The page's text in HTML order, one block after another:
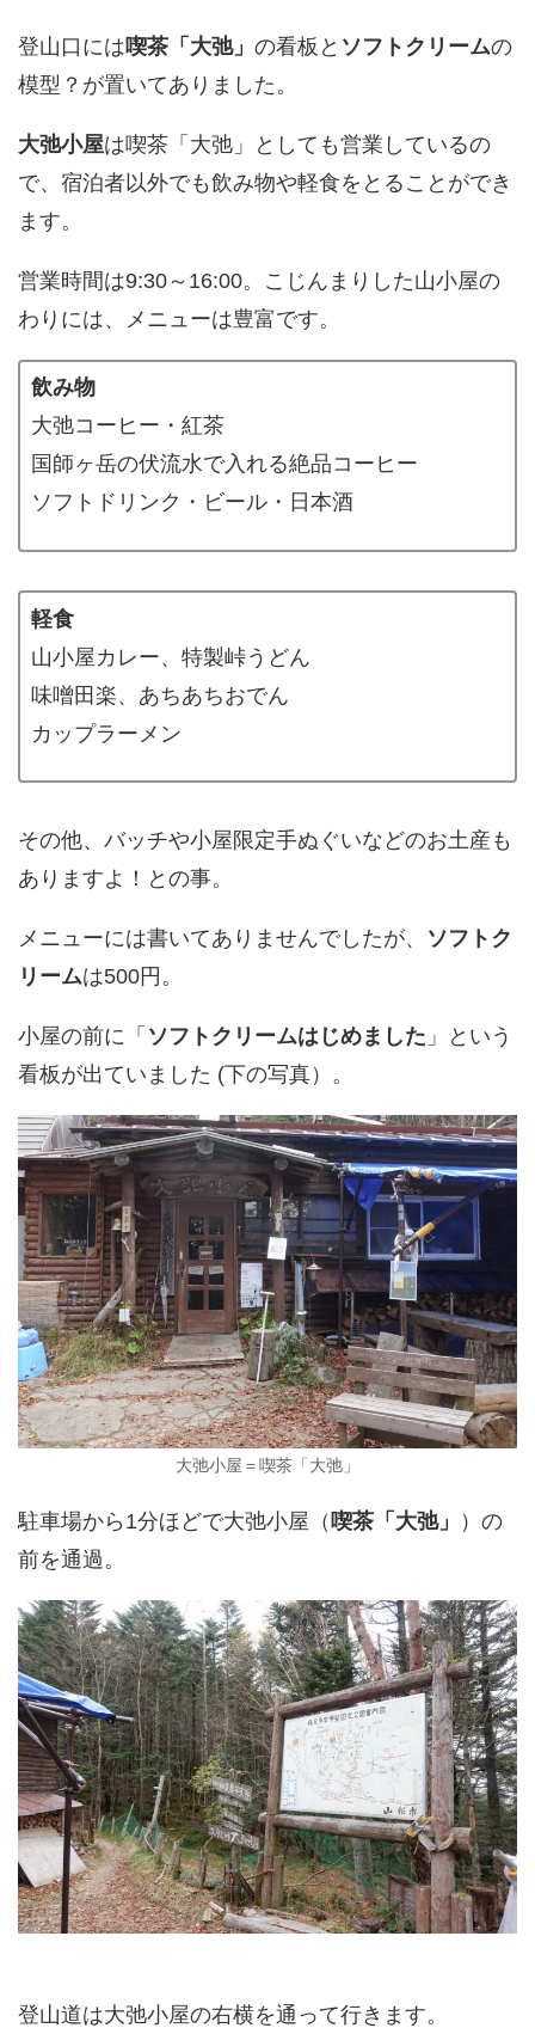
登山口には喫茶「大弛」 の看板と ソフトクリームの
模型？が置いてありました。
大弛小屋は喫茶「大弛」としても営業しているの
で、宿泊者以外でも飲み物や軽食をとることができ
ます。
営業時間は9:30～16:00。こじんまりした山小屋の
わりには、メニューは豊富です。
飲み物
大弛コーヒー・紅茶
国師ヶ岳の伏流水で入れる絶品コーヒー
ソフトドリンク・ビール・日本酒
軽食
山小屋カレー、特製峠うどん
味噌田楽、あちあちおでん
カップラーメン
その他、バッチや小屋限定手ぬぐいなどのお土産も
ありますよ！との事。
メニューには書いてありませんでしたが、 ソフトク
リームは500円。
小屋の前に「 ソフトクリームはじめました 」という
看板が出ていました (下の写真）。
大弛小屋＝喫茶「大弛」
駐車場から1分ほどで大弛小屋（ 喫茶「大弛」
）の
前を通過。
登山道は大弛小屋の右横を通って行きます。